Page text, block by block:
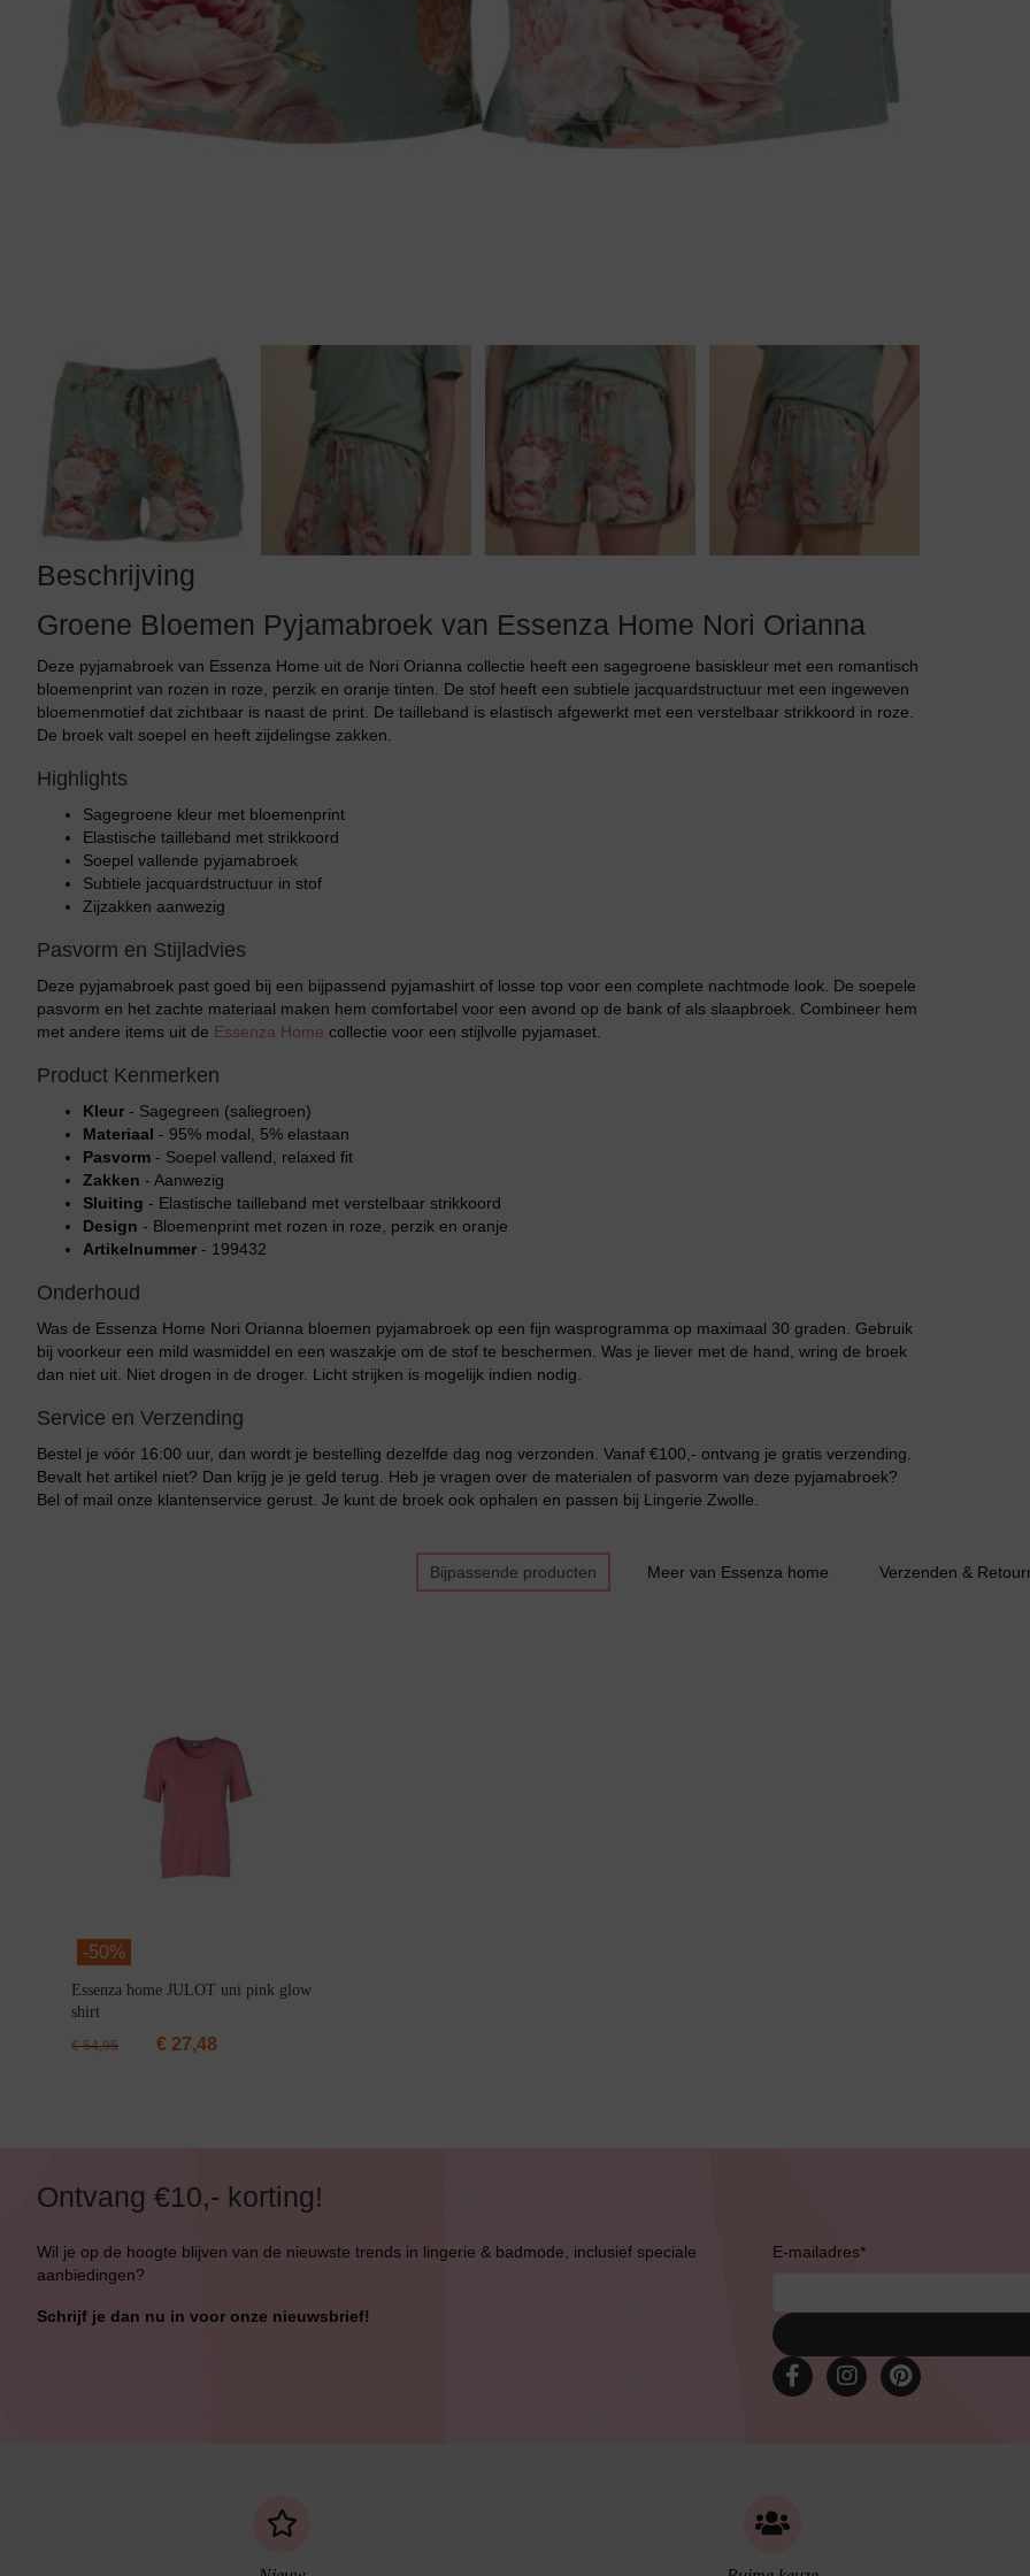
Beschrijving
Groene Bloemen Pyjamabroek van Essenza Home Nori Orianna
Deze pyjamabroek van Essenza Home uit de Nori Orianna collectie heeft een sagegroene basiskleur met een romantisch
bloemenprint van rozen in roze, perzik en oranje tinten. De stof heeft een subtiele jacquardstructuur met een ingeweven
bloemenmotief dat zichtbaar is naast de print. De tailleband is elastisch afgewerkt met een verstelbaar strikkoord in roze.
De broek valt soepel en heeft zijdelingse zakken.
Highlights
Sagegroene kleur met bloemenprint
Elastische tailleband met strikkoord
Soepel vallende pyjamabroek
Subtiele jacquardstructuur in stof
Zijzakken aanwezig
Pasvorm en Stijladvies
Deze pyjamabroek past goed bij een bijpassend pyjamashirt of losse top voor een complete nachtmode look. De soepele
pasvorm en het zachte materiaal maken hem comfortabel voor een avond op de bank of als slaapbroek. Combineer hem
met andere items uit de Essenza Home collectie voor een stijlvolle pyjamaset.
Product Kenmerken
Kleur - Sagegreen (saliegroen)
Materiaal - 95% modal, 5% elastaan
Pasvorm - Soepel vallend, relaxed fit
Zakken - Aanwezig
Sluiting - Elastische tailleband met verstelbaar strikkoord
Design - Bloemenprint met rozen in roze, perzik en oranje
Artikelnummer - 199432
Onderhoud
Was de Essenza Home Nori Orianna bloemen pyjamabroek op een fijn wasprogramma op maximaal 30 graden. Gebruik
bij voorkeur een mild wasmiddel en een waszakje om de stof te beschermen. Was je liever met de hand, wring de broek
dan niet uit. Niet drogen in de droger. Licht strijken is mogelijk indien nodig.
Service en Verzending
Bestel je vóór 16:00 uur, dan wordt je bestelling dezelfde dag nog verzonden. Vanaf €100,- ontvang je gratis verzending.
Bevalt het artikel niet? Dan krijg je je geld terug. Heb je vragen over de materialen of pasvorm van deze pyjamabroek?
Bel of mail onze klantenservice gerust. Je kunt de broek ook ophalen en passen bij Lingerie Zwolle.
Bijpassende producten Meer van Essenza home Verzenden &
-50%
Essenza home JULOT uni pink glow
shirt
€54,95 € 27,48
Ontvang €10,- korting!
Wil je op de hoogte blijven van de nieuwste trends in lingerie & badmode, inclusief speciale
aanbiedingen?
Schrijf je dan nu in voor onze nieuwsbrief!
E-mailadres*
Body
Jarratel
Tankini top
Slipdress